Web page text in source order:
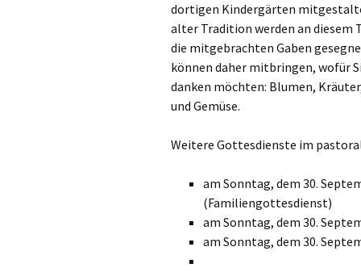
Terminplan
Vorschau
Wochenblatt
dortigen Kindergärten
alter Tradition werden an diesem
die mitgebrachten Gaben
können daher mitbringen, wofür
danken möchten: Blumen,
und Gemüse.
Weitere Gottesdienste im
am Sonntag, dem 30.
(Familiengottesdienst)
am Sonntag, dem 30.
am Sonntag, dem 30.
11.00 Uhr